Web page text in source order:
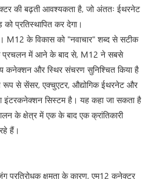
की बढ़ती आवश्यकता है, जो अंततः ईथरनेट
प्रतिस्थापित कर देगा।
M12 के विकास को "नवाचार" शब्द से सटीक
में आने के बाद से, M12 ने सबसे
कनेक्शन और स्थिर संचरण सुनिश्चित किया है
रूप से सेंसर, एक्चुएटर, औद्योगिक ईथरनेट और
इंटरकनेक्शन सिस्टम है। यह कहा जा सकता है
के क्षेत्र में एक के बाद एक क्रांतिकारी
हैं।
प्रतिरोधक क्षमता के कारण, एम12 कनेक्टर